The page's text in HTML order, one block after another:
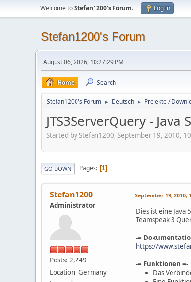
Welcome toStefan1200's Forum. Log in
Stefan1200's Forum
August 06, 2026, 10:27:29 PM
Home Search
Stefan1200's Forum ► Deutsch ► Projekte /
JTS3ServerQuery -
Started by Stefan1200, September 19, 2010,
GO DOWN Pages 1
Stefan1200
Administrator
Posts: 2,249
Location: Germany
September 19, 2010,
Dies ist eine Java
Teamspeak 3
-=
https://
-= Funktionen =-
Das